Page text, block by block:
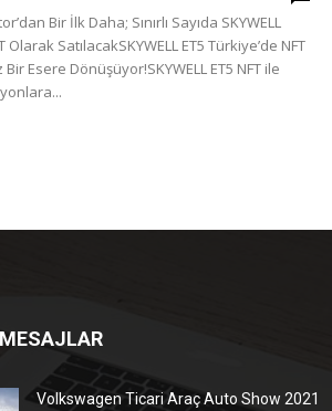
Bir İlk Daha; Sınırlı Sayıda SKYWELL
Olarak SatılacakSKYWELL ET5 Türkiye’de NFT
Bir Esere Dönüşüyor!SKYWELL ET5 NFT ile
Volkswagen Ticari Araç Auto Show 2021